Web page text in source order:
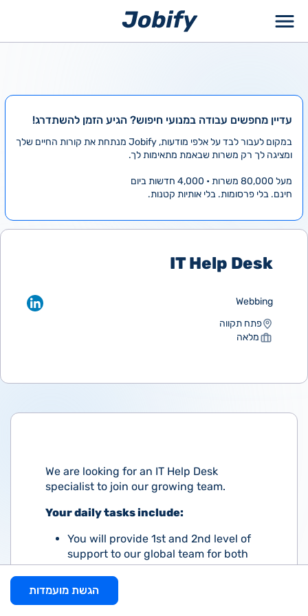
עדיין מחפשים עבודה במנועי חיפוש? הגיע הזמן להשתדרג!
במקום לעבור לבד על אלפי מודעות, Jobify מנתחת את קורות החיים שלך
ומציגה לך רק משרות שבאמת מתאימות לך.
מעל 80,000 משרות • 4,000 חדשות ביום
חינם. בלי פרסומות. בלי אותיות קטנות.
IT Help Desk
Webbing
פתח תקווה
מלאה
We are looking for an IT Help Desk
specialist to join our growing team.
Your daily tasks include:
You will provide 1st and 2nd level of
support to our global team for both
software and hardware-related issues,
ensuring efficient and effective
problem resolution.
הגשת מועמדות